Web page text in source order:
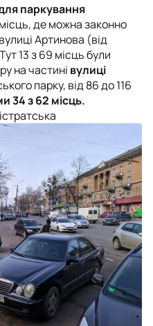
паркування
де можна законно
Артинова (від
13 з 69 місць були
на частині вулиці
парку, від 86 до 116
34 з 62 місць.